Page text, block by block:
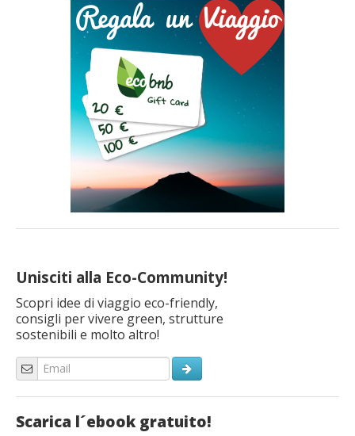
Unisciti alla Eco-Community!
Scopri idee di viaggio eco-friendly,
consigli per vivere green, strutture
sostenibili e molto altro!
Scarica l´ebook gratuito!